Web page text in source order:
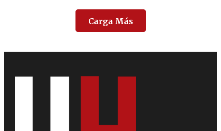
Carga Más